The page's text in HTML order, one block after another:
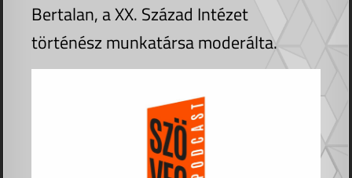
Bertalan, a XX. Század Intézet
történész munkatársa moderálta.